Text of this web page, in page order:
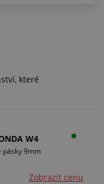
které
W4
pásky 9mm
Zobrazit cenu